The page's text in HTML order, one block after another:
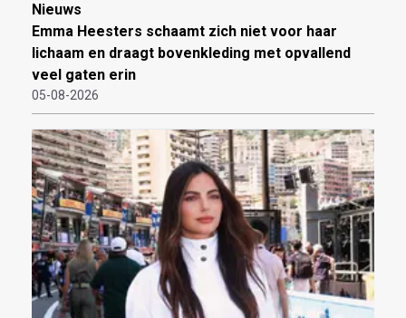
Nieuws
Emma Heesters schaamt zich niet voor haar
lichaam en draagt bovenkleding met opvallend
veel gaten erin
05-08-2026